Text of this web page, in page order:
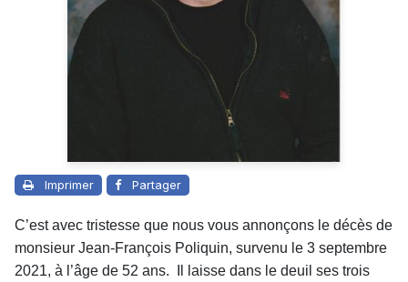
Imprimer Partager
C’est avec tristesse que nous vous annonçons le décès de
monsieur Jean-François Poliquin, survenu le 3 septembre
2021, à l’âge de 52 ans. Il laisse dans le deuil ses trois